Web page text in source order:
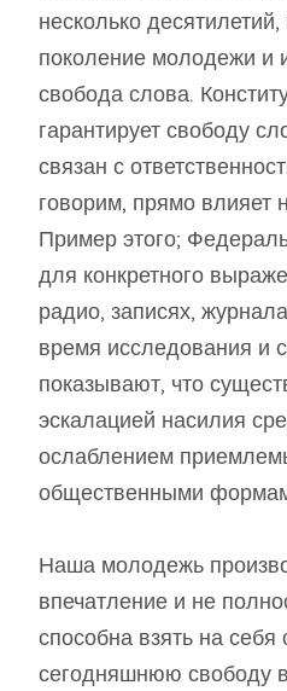
несколько
поколение молодежи и
свобода слова.
гарантирует свободу
связан с
говорим, прямо влияет
Пример этого;
для конкретного
радио, записях,
время исследования и
показывают, что
эскалацией насилия
ослаблением
общественными
Наша молодежь
впечатление и не
способна взять на себя
сегодняшнюю свободу